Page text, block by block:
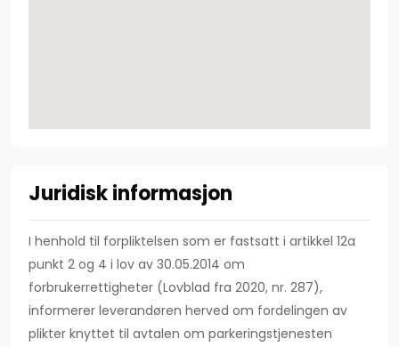
Juridisk informasjon
I henhold til forpliktelsen som er fastsatt i artikkel 12a
punkt 2 og 4 i lov av 30.05.2014 om
forbrukerrettigheter (Lovblad fra 2020, nr. 287),
informerer leverandøren herved om fordelingen av
plikter knyttet til avtalen om parkeringstjenesten